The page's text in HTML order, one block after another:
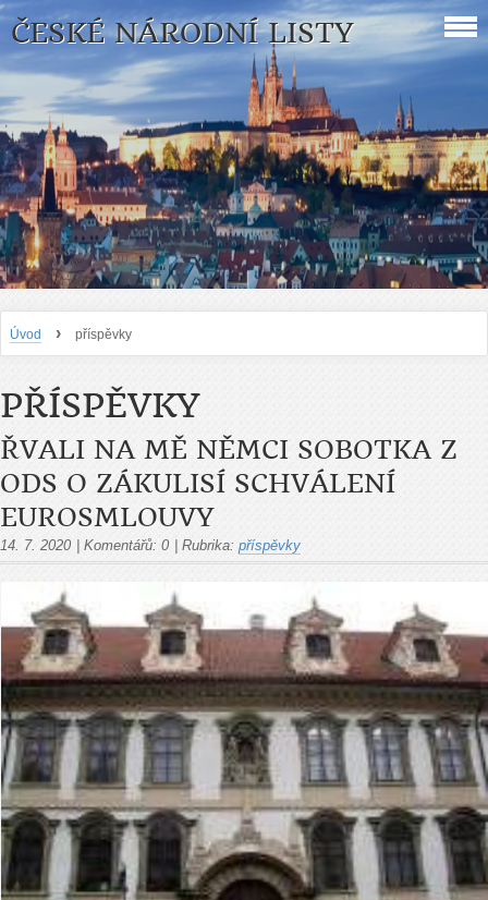
ČESKÉ NÁRODNÍ LISTY
Úvod › příspěvky
PŘÍSPĚVKY
ŘVALI NA MĚ NĚMCI SOBOTKA Z
ODS O ZÁKULISÍ SCHVÁLENÍ
EUROSMLOUVY
14. 7. 2020 Komentářů: 0 Rubrika: příspěvky